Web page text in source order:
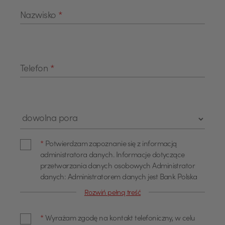
Nazwisko *
Telefon *
* Potwierdzam zapoznanie się z informacją
administratora danych. Informacje dotyczące
przetwarzania danych osobowych Administrator
danych: Administratorem danych jest Bank Polska
Kasa Opieki Spółka Akcyjna z siedzibą w Warszawie,
skontaktować poprzez adres email
Rozwiń pełną treść
* Wyrażam zgodę na kontakt telefoniczny, w celu